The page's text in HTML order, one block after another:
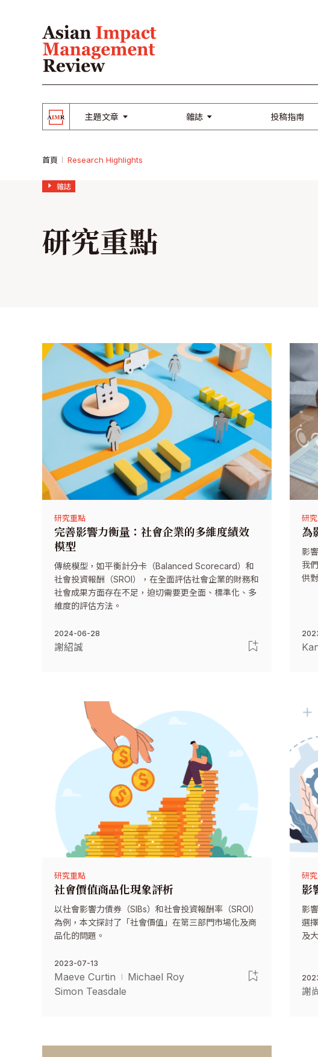
主題文章 雜誌 投稿指南
首頁 Research Highlights
雜誌
研究重點
研究重點
完善影響力衡量：社會企業的多維度績效
模型
傳統模型，如平衡計分卡（Balanced Scorecard）和
社會投資報酬（SROI），在全面評估社會企業的財務和
社會成果方面存在不足，迫切需要更全面、標準化、多
維度的評估方法。
2024-06-28
謝紹誠
研
為
影
我
供
研究重點
社會價值商品化現象評析
以社會影響力債券（SIBs）和社會投資報酬率（SROI）
為例，本文探討了「社會價值」在第三部門市場化及商
品化的問題。
2023-07-13
Maeve Curtin
Michael Roy
Simon Teasdale
研
影
影
選
及
謝